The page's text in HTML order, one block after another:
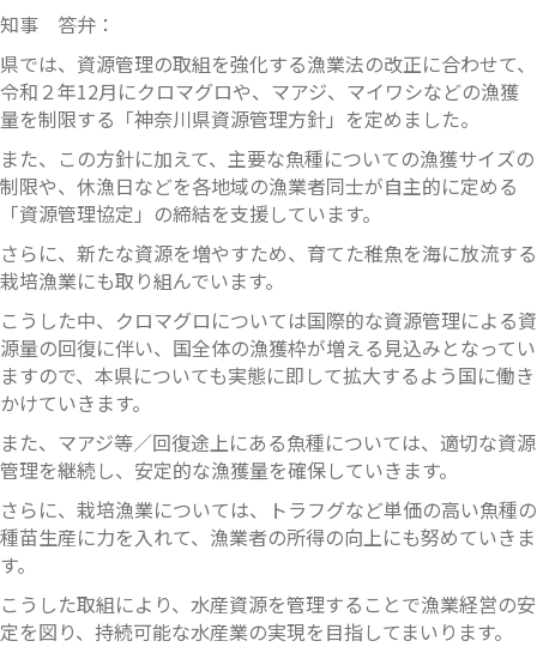
知事 答弁：
県では、資源管理の取組を強化する漁業法の改正に合わせて、
令和２年12月にクロマグロや、マアジ、マイワシなどの漁獲
量を制限する「神奈川県資源管理方針」を定めました。
また、この方針に加えて、主要な魚種についての漁獲サイズの
制限や、休漁日などを各地域の漁業者同士が自主的に定める
「資源管理協定」の締結を支援しています。
さらに、新たな資源を増やすため、育てた稚魚を海に放流する
栽培漁業にも取り組んでいます。
こうした中、クロマグロについては国際的な資源管理による資
源量の回復に伴い、国全体の漁獲枠が増える見込みとなってい
ますので、本県についても実態に即して拡大するよう国に働き
かけていきます。
また、マアジ等／回復途上にある魚種については、適切な資源
管理を継続し、安定的な漁獲量を確保していきます。
さらに、栽培漁業については、トラフグなど単価の高い魚種の
種苗生産に力を入れて、漁業者の所得の向上にも努めていきま
す。
こうした取組により、水産資源を管理することで漁業経営の安
定を図り、持続可能な水産業の実現を目指してまいります。